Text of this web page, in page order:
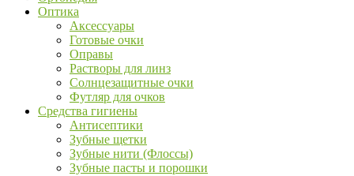
Оптика
Аксессуары
Готовые очки
Оправы
Растворы для линз
Солнцезащитные очки
Футляр для очков
Средства гигиены
Антисептики
Зубные щетки
Зубные нити (Флоссы)
Зубные пасты и порошки